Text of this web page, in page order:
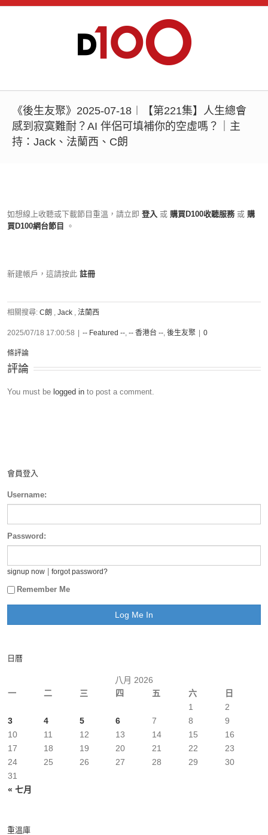
《後生友聚》2025-07-18︱【第221集】人生總會
感到寂寞難耐？AI 伴侶可填補你的空虛嗎？｜主
持：Jack、法蘭西、C朗
如想線上收聽或下載節目重溫，請立即 登入 或 購買D100收聽服務 或 購
買D100網台節目
。
新建帳戶，這請按此 註冊
相關搜尋: C朗 , Jack , 法蘭西
2025/07/18 17:00:58 -- Featured --, -- 香港台 --, 後生友聚 0
條評論
評論
You must be logged in to post a comment.
會員登入
Username:
Password:
signup now forgot password?
Remember Me
日曆
八月 2026
一
二 三 四 五 六 日
« 七月
1
2
3
4 5 6 7 8
9
10
11 12 13 14 15
16
17
18 19 20 21 22
23
24
25 26 27 28 29
30
31
重溫庫